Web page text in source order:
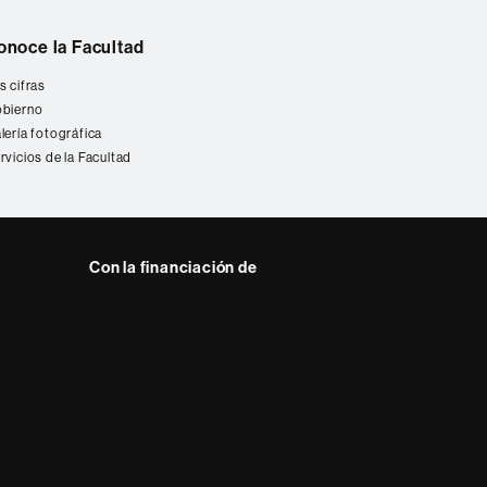
la Facultad
cifras
fotográfica
de la Facultad
Con la financiación de